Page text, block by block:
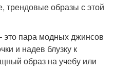
трендовые образы с этой
пара модных джинсов
и надев блузку к
образ на учебу или